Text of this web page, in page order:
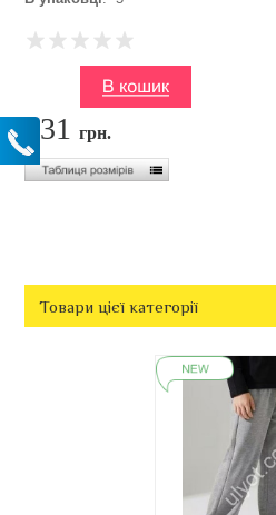
231грн.
Товари цієї категорії